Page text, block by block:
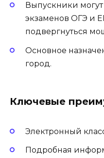
Выпускники могут
экзаменов ОГЭ и
подвергнуться
Основное
город.
Ключевые
Электронный
Подробная